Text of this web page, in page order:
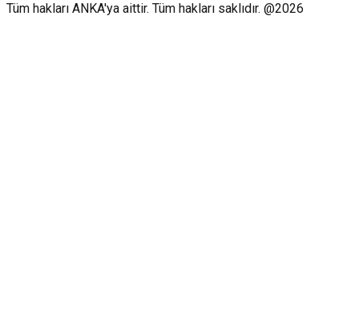
Tüm hakları ANKA'ya aittir. Tüm hakları saklıdır. @2026